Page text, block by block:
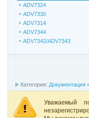
ADV7324
ADV7330
ADV7314
ADV7344
ADV7342/ADV7343
Категория: Документация
Уважаемый